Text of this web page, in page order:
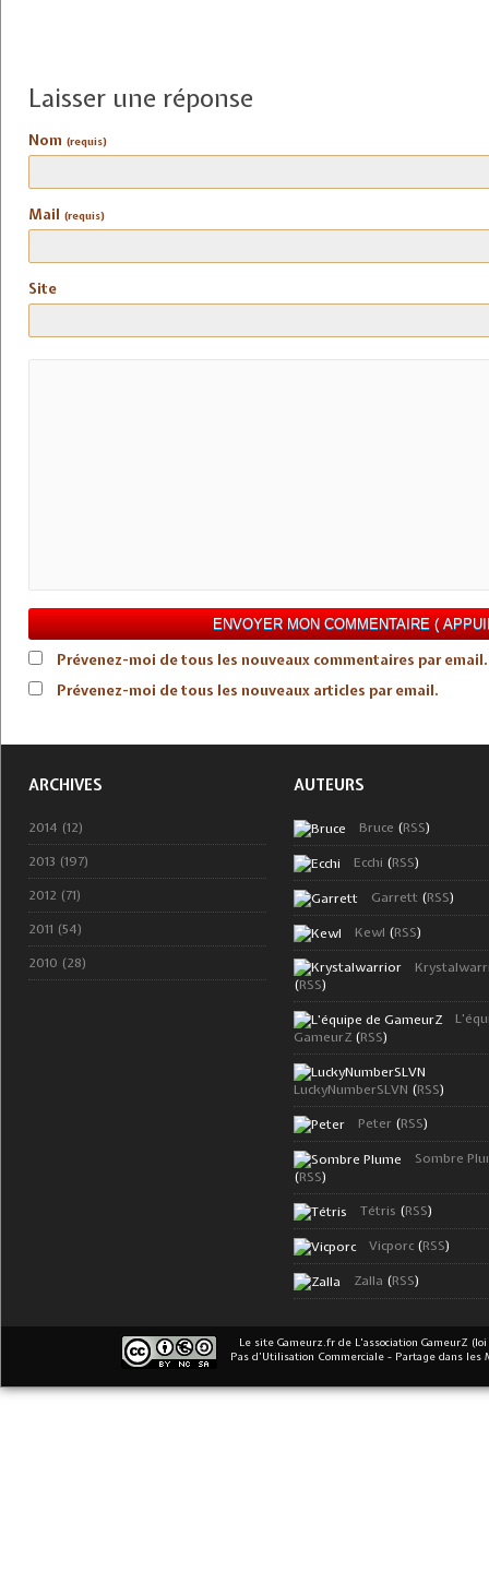
Laisser une réponse
Nom (requis)
Mail (requis)
Site
Prévenez-moi de tous les nouveaux commentaires par email.
Prévenez-moi de tous les nouveaux articles par email.
ARCHIVES
2014 (12)
2013 (197)
2012 (71)
2011 (54)
2010 (28)
AUTEURS
Bruce (RSS)
Ecchi (RSS)
Garrett (RSS)
Kewl (RSS)
(RSS)
GameurZ (RSS)
LuckyNumberSLVN (RSS)
Peter (RSS)
Sombre
(RSS)
Tétris (RSS)
Vicporc (RSS)
Zalla (RSS)
Le site Gameurz.fr de L'association GameurZ (loi
Pas d’Utilisation Commerciale - Partage dans